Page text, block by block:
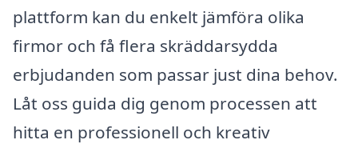
plattform kan du enkelt jämföra olika
firmor och få flera skräddarsydda
erbjudanden som passar just dina behov.
Låt oss guida dig genom processen att
hitta en professionell och kreativ